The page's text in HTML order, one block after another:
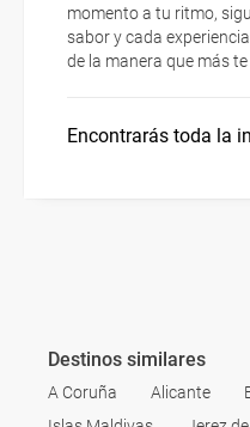
momento a tu ritmo,
sabor y cada
de la manera que más te
Encontrarás toda la
Huso Horario
En caso de tener que
te enviaremos la
imprimir y llevar contigo en
Esta documentación te
check-in el día de la salida.
Destinos similares
A Coruña Alicante